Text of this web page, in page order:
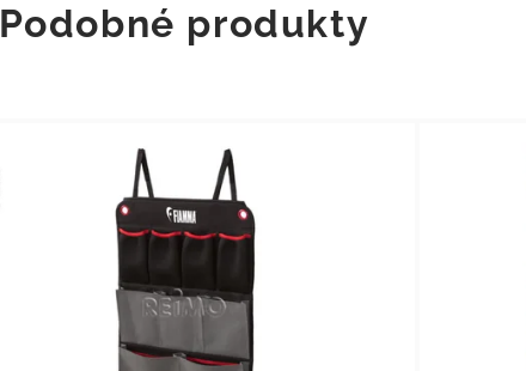
Podobné produkty